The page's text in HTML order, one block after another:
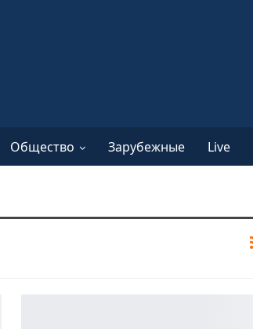
Общество Зарубежные Live